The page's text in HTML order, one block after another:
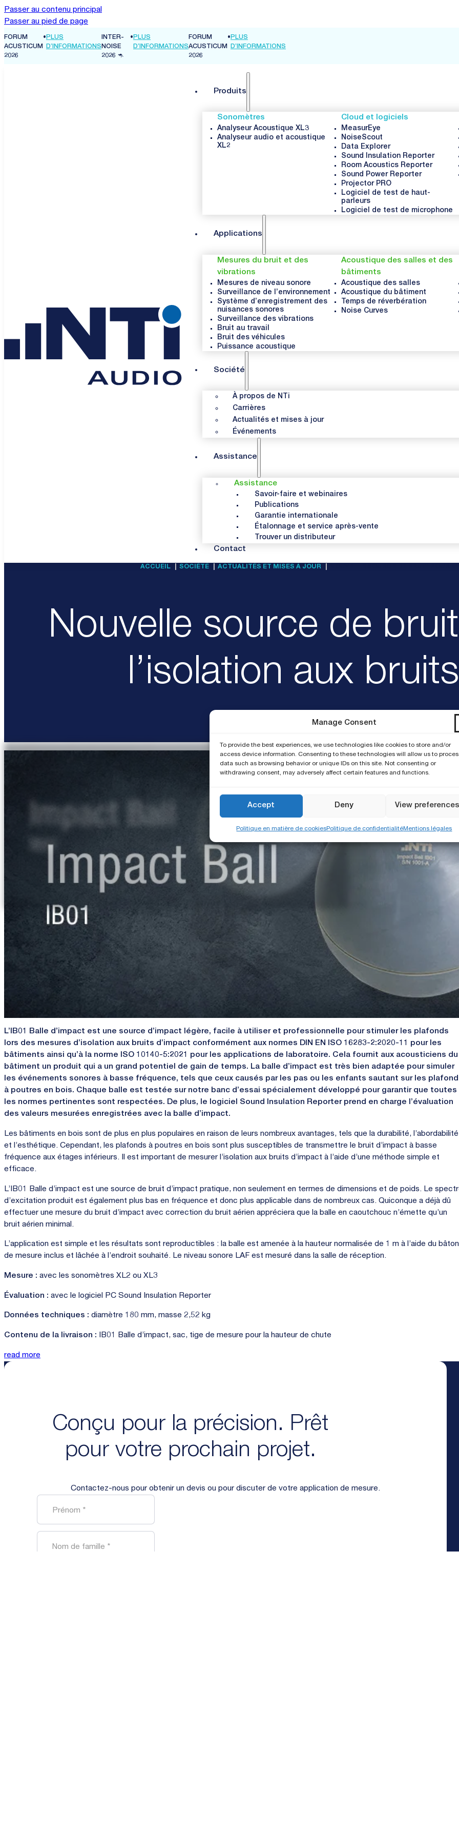
Manage Consent
To provide the best experiences, we use technologies like cookies to store and/or
access device information. Consenting to these technologies will allow us to
data such as browsing behavior or unique IDs on this site. Not consenting or
withdrawing consent, may adversely affect certain features and functions.
Accept Deny View preferences
Politique en matière de cookiesPolitique de confidentialitéMentions légales
Passer au contenu principal
Passer au pied de page
FORUM
ACUSTICUM
2026
•PLUS
D’INFORMATIONS
INTER-
NOISE
2026 🦘
•PLUS
D’INFORMATIONS
FORUM
ACUSTICUM
2026
•PLUS
D’INFORMATIONS
Produits
Sonomètres
Analyseur Acoustique XL3
Analyseur audio et acoustique
XL2
Cloud et logiciels
MeasurEye
NoiseScout
Data Explorer
Sound Insulation Reporter
Room Acoustics Reporter
Sound Power Reporter
Projector PRO
Logiciel de test de haut-
parleurs
Logiciel de test de microphone
Applications
Mesures du bruit et des
vibrations
Mesures de niveau sonore
Surveillance de l’environnement
Système d’enregistrement des
nuisances sonores
Surveillance des vibrations
Bruit au travail
Bruit des véhicules
Puissance acoustique
Acoustique des salles et des
bâtiments
Acoustique des salles
Acoustique du bâtiment
Temps de réverbération
Noise Curves
Société
À propos de NTi
Carrières
Actualités et mises à jour
Événements
Assistance
Assistance
Savoir-faire et webinaires
Publications
Garantie internationale
Étalonnage et service après-vente
Trouver un distributeur
Contact
Nouvelle source de
l’isolation aux
ACCUEIL SOCIÉTÉ ACTUALITÉS ET MISES À JOUR
L’IB01 Balle d’impact est une source d’impact légère, facile à utiliser et professionnelle pour stimuler les plafonds
lors des mesures d’isolation aux bruits d’impact conformément aux normes DIN EN ISO 16283-2:2020-11 pour les
bâtiments ainsi qu’à la norme ISO 10140-5:2021 pour les applications de laboratoire. Cela fournit aux acousticiens du
bâtiment un produit qui a un grand potentiel de gain de temps. La balle d’impact est très bien adaptée pour simuler
les événements sonores à basse fréquence, tels que ceux causés par les pas ou les enfants sautant sur les
à poutres en bois. Chaque balle est testée sur notre banc d’essai spécialement développé pour garantir que toutes
les normes pertinentes sont respectées. De plus, le logiciel Sound Insulation Reporter prend en charge l’évaluation
des valeurs mesurées enregistrées avec la balle d’impact.
Les bâtiments en bois sont de plus en plus populaires en raison de leurs nombreux avantages, tels que la durabilité, l’abordabilité
et l’esthétique. Cependant, les plafonds à poutres en bois sont plus susceptibles de transmettre le bruit d’impact à basse
fréquence aux étages inférieurs. Il est important de mesurer l’isolation aux bruits d’impact à l’aide d’une méthode simple et
efficace.
L’IB01 Balle d’impact est une source de bruit d’impact pratique, non seulement en termes de dimensions et de poids. Le
d’excitation produit est également plus bas en fréquence et donc plus applicable dans de nombreux cas. Quiconque a déjà dû
effectuer une mesure du bruit d’impact avec correction du bruit aérien appréciera que la balle en caoutchouc n’émette qu’un
bruit aérien minimal.
L’application est simple et les résultats sont reproductibles : la balle est amenée à la hauteur normalisée de 1 m à l’aide du bâton
de mesure inclus et lâchée à l’endroit souhaité. Le niveau sonore LAF est mesuré dans la salle de réception.
Mesure : avec les sonomètres XL2 ou XL3
Évaluation : avec le logiciel PC Sound Insulation Reporter
Données techniques : diamètre 180 mm, masse 2,52 kg
Contenu de la livraison : IB01 Balle d’impact, sac, tige de mesure pour la hauteur de chute
read more
Conçu pour la précision. Prêt
pour votre prochain projet.
Contactez-nous pour obtenir un devis ou pour discuter de votre application de mesure.